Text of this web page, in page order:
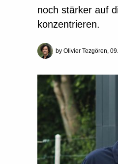
noch stärker auf
konzentrieren.
by Olivier Tezgören,